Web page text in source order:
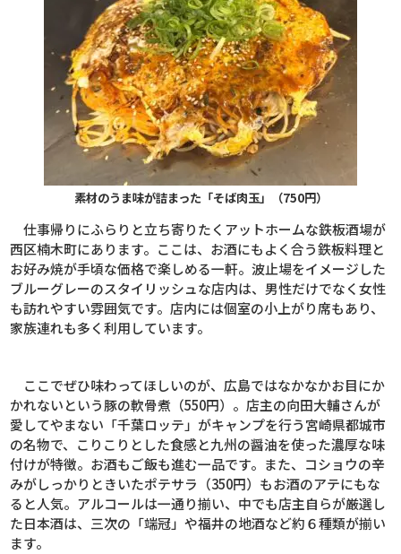
素材のうま味が詰まった「そば肉玉」（750円）
仕事帰りにふらりと立ち寄りたくアットホームな鉄板酒場が
西区楠木町にあります。ここは、お酒にもよく合う鉄板料理と
お好み焼が手頃な価格で楽しめる一軒。波止場をイメージした
ブルーグレーのスタイリッシュな店内は、男性だけでなく女性
も訪れやすい雰囲気です。店内には個室の小上がり席もあり、
家族連れも多く利用しています。
ここでぜひ味わってほしいのが、広島ではなかなかお目にか
かれないという豚の軟骨煮（550円）。店主の向田大輔さんが
愛してやまない「千葉ロッテ」がキャンプを行う宮崎県都城市
の名物で、こりこりとした食感と九州の醤油を使った濃厚な味
付けが特徴。お酒もご飯も進む一品です。また、コショウの辛
みがしっかりときいたポテサラ（350円）もお酒のアテにもな
ると人気。アルコールは一通り揃い、中でも店主自らが厳選し
た日本酒は、三次の「端冠」や福井の地酒など約６種類が揃い
ます。